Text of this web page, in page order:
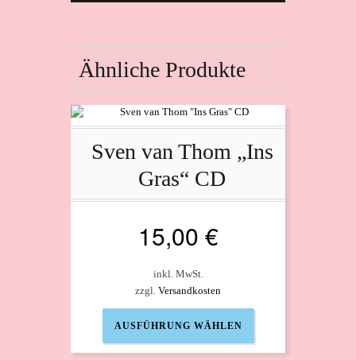
Ähnliche Produkte
Sven van Thom „Ins
Gras“ CD
15,00 €
inkl. MwSt.
zzgl. Versandkosten
AUSFÜHRUNG WÄHLEN
weist